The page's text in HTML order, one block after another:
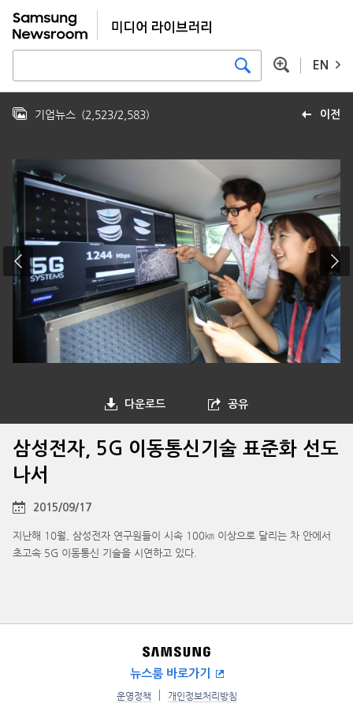
EN
이전
기업뉴스 (2,523/2,583)
다운로드 공유
삼성전자, 5G 이동통신기술 표준화 선도
나서
2015/09/17
지난해 10월, 삼성전자 연구원들이 시속 100㎞ 이상으로 달리는 차 안에서
초고속 5G 이동통신 기술을 시연하고 있다.
뉴스룸 바로가기
운영정책 개인정보처리방침